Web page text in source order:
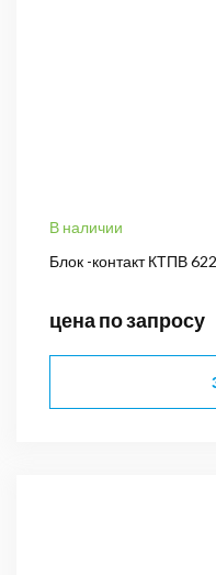
В наличии
Блок -контакт КТПВ
цена по запросу